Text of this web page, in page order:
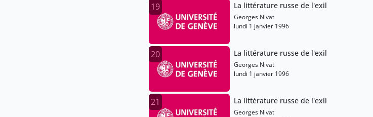
19 La littérature russe de l'exil
Georges Nivat
lundi 1 janvier 1996
20 La littérature russe de l'exil
Georges Nivat
lundi 1 janvier 1996
21 La littérature russe de l'exil
Georges Nivat